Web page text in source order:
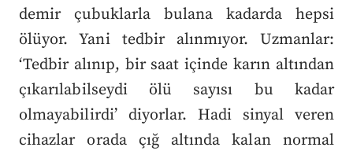
demir çubuklarla bulana kadarda hepsi
ölüyor. Yani tedbir alınmıyor. Uzmanlar:
‘Tedbir alınıp, bir saat içinde karın altından
çıkarılabilseydi ölü sayısı bu kadar
olmayabilirdi’ diyorlar. Hadi sinyal veren
cihazlar orada çığ altında kalan normal